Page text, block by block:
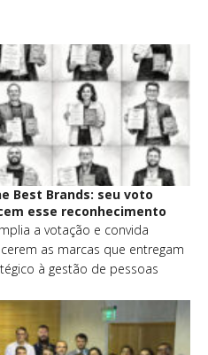
Best Brands: seu voto
esse reconhecimento
a votação e convida
as marcas que entregam
à gestão de pessoas